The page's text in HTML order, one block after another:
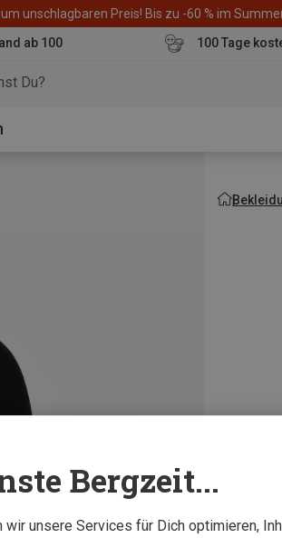
unschlagbaren Preis! Bis zu -60 % im
ab 100
100 Tage
Bergzeit...
unsere Services für Dich optimieren,